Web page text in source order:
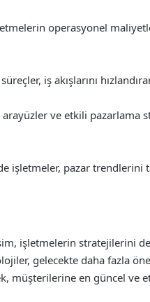
operasyonel
iş akışlarını
ve etkili pazarlama
işletmeler, pazar trendlerini
işletmelerin stratejilerini
gelecekte daha fazla
müşterilerine en güncel ve